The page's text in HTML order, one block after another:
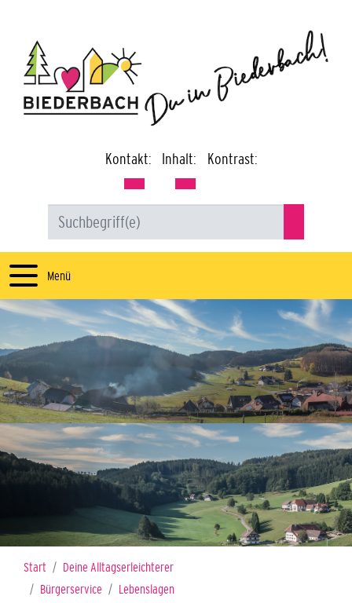
Kontakt: Inhalt: Kontrast:
Menü
Start
Deine Alltagserleichterer
Bürgerservice
Lebenslagen